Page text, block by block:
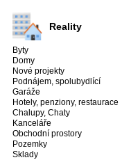
Reality
Byty
Domy
Nové projekty
Podnájem, spolubydlící
Garáže
Hotely, penziony, restaurace
Chalupy, Chaty
Kanceláře
Obchodní prostory
Pozemky
Sklady